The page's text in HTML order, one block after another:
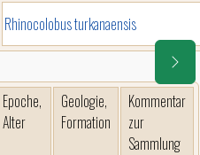
Rhinocolobus turkanaensis
Epoche,
Alter
Geologie,
Formation
Kommentar
zur
Sammlung